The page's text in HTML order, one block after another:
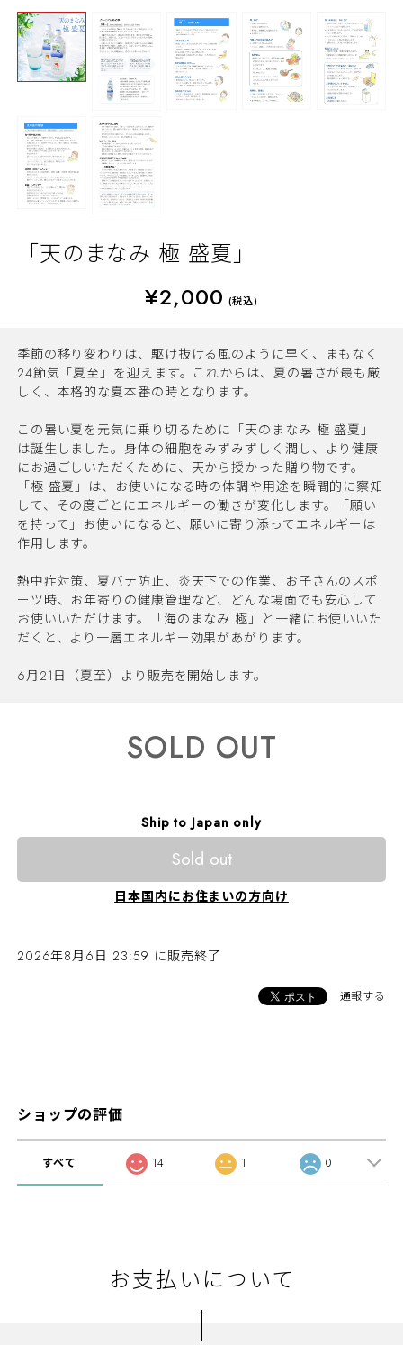
「天のまなみ 極 盛夏」
¥2,000 (税込)
季節の移り変わりは、駆け抜ける風のように早く、まもなく
24節気「夏至」を迎えます。これからは、夏の暑さが最も厳
しく、本格的な夏本番の時となります。
この暑い夏を元気に乗り切るために「天のまなみ 極 盛夏」
は誕生しました。身体の細胞をみずみずしく潤し、より健康
にお過ごしいただくために、天から授かった贈り物です。
「極 盛夏」は、お使いになる時の体調や用途を瞬間的に察知
して、その度ごとにエネルギーの働きが変化します。「願い
を持って」お使いになると、願いに寄り添ってエネルギーは
作用します。
熱中症対策、夏バテ防止、炎天下での作業、お子さんのスポ
ーツ時、お年寄りの健康管理など、どんな場面でも安心して
お使いいただけます。「海のまなみ 極」と一緒にお使いいた
だくと、より一層エネルギー効果があがります。
6月21日（夏至）より販売を開始します。
SOLD OUT
Ship to Japan only
Sold out
日本国内にお住まいの方向け
2026年8月6日 23:59 に販売終了
通報する
ショップの評価
すべて 14 1 0
お支払いについて